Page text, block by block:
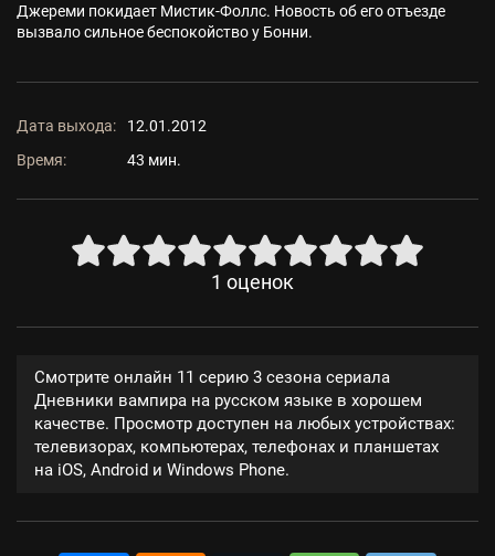
Джереми покидает Мистик-Фоллс. Новость об его отъезде
вызвало сильное беспокойство у Бонни.
Дата выхода:
12.01.2012
Время:
43 мин.
1 оценок
Смотрите онлайн 11 серию 3 сезона сериала
Дневники вампира на русском языке в хорошем
качестве. Просмотр доступен на любых устройствах:
телевизорах, компьютерах, телефонах и планшетах
на iOS, Android и Windows Phone.